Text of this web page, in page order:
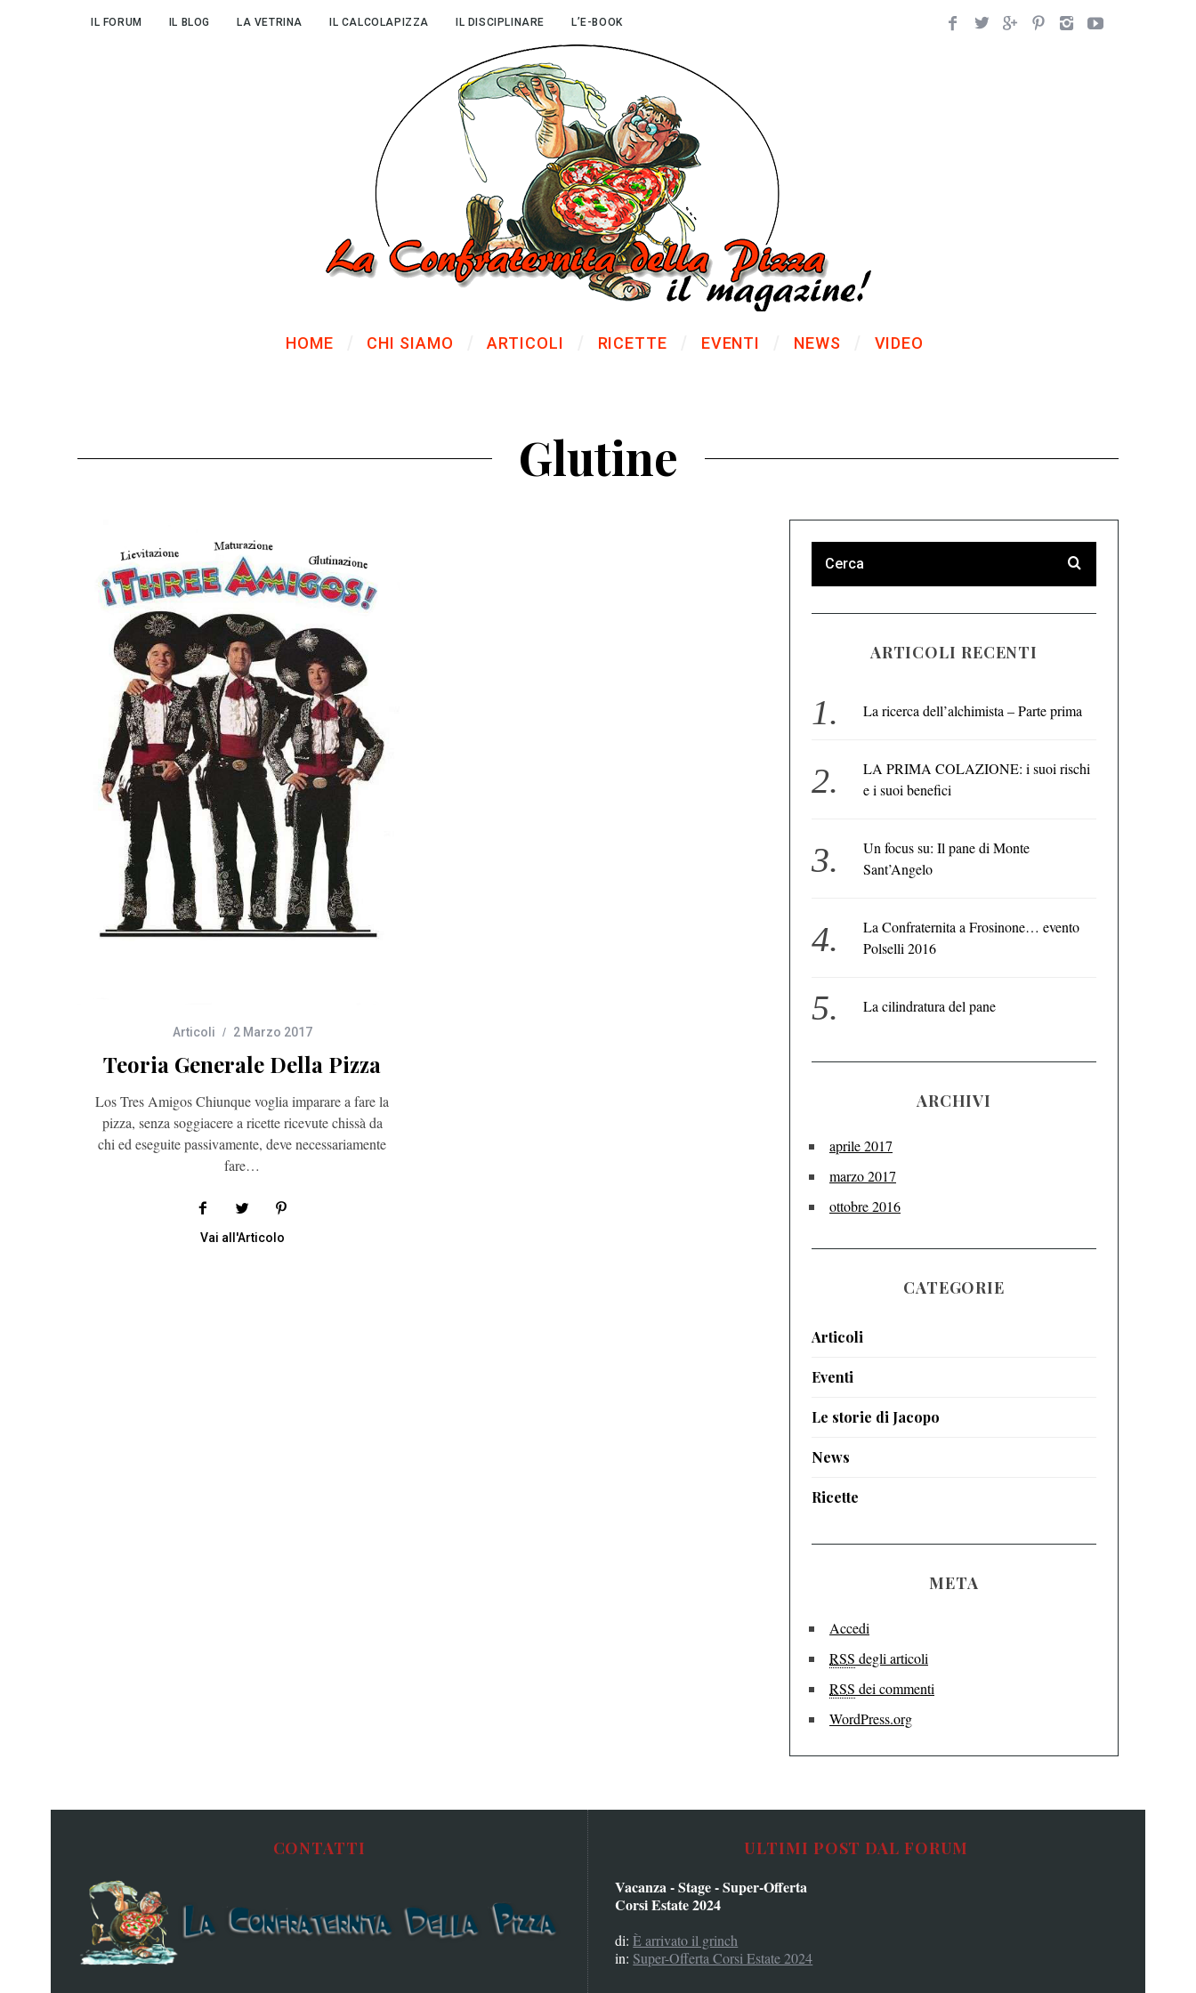
IL FORUM IL BLOG LA VETRINA IL CALCOLAPIZZA IL DISCIPLINARE L’E-BOOK
HOME CHI SIAMO ARTICOLI RICETTE EVENTI NEWS VIDEO
Glutine
Articoli 2 Marzo 2017
Teoria Generale Della Pizza
Los Tres Amigos Chiunque voglia imparare a fare la
pizza, senza soggiacere a ricette ricevute chissà da
chi ed eseguite passivamente, deve necessariamente
fare…
Vai all'Articolo
ARTICOLI RECENTI
La ricerca dell’alchimista – Parte prima
LA PRIMA COLAZIONE: i suoi rischi
e i suoi benefici
Un focus su: Il pane di Monte
Sant’Angelo
La Confraternita a Frosinone… evento
Polselli 2016
La cilindratura del pane
ARCHIVI
aprile 2017
marzo 2017
ottobre 2016
CATEGORIE
Articoli
Eventi
Le storie di Jacopo
News
Ricette
META
Accedi
RSS degli articoli
RSS dei commenti
WordPress.org
CONTATTI ULTIMI POST DAL FORUM
Vacanza - Stage - Super-Offerta
Corsi Estate 2024
di:È arrivato il grinch
in: Super-Offerta Corsi Estate 2024